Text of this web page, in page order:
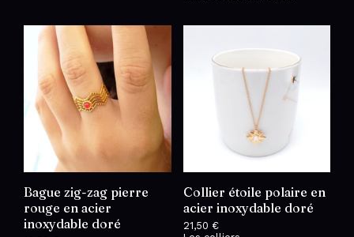
Bague zig-zag pierre
rouge en acier
inoxydable doré
Collier étoile polaire en
acier inoxydable doré
21,50 €